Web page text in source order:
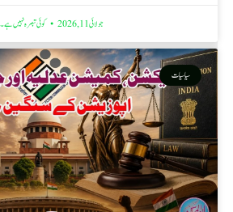
جولائی 11, 2026 کوئی تبصرہ نہیں ہے۔
سیاسیات